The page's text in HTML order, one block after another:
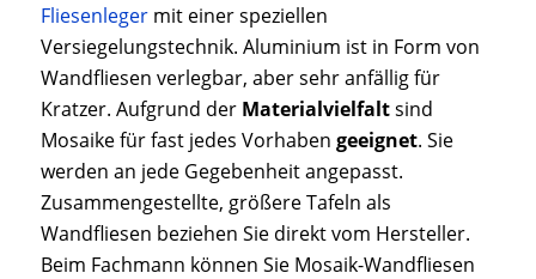
Fliesenlegermit einer speziellen
Versiegelungstechnik. Aluminium ist in Form von
Wandfliesen verlegbar, aber sehr anfällig für
Kratzer. Aufgrund der Materialvielfaltsind
Mosaike für fast jedes Vorhaben geeignet. Sie
werden an jede Gegebenheit angepasst.
Zusammengestellte, größere Tafeln als
Wandfliesen beziehen Sie direkt vom Hersteller.
Beim Fachmann können Sie Mosaik-Wandfliesen